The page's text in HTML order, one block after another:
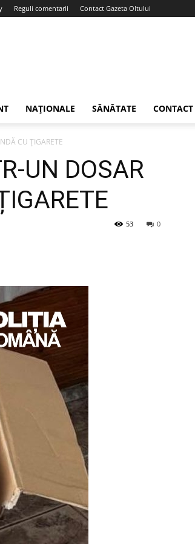
Reguli comentarii Contact Gazeta Oltului
NAȚIONALE SĂNĂTATE CONTACT
CU ȚIGARETE
UN DOSAR
0
53